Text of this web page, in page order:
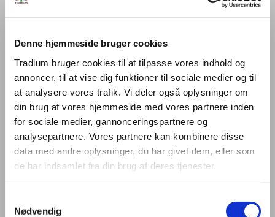
Denne hjemmeside bruger cookies
Tradium bruger cookies til at tilpasse vores indhold og
annoncer, til at vise dig funktioner til sociale medier og til
at analysere vores trafik. Vi deler også oplysninger om
din brug af vores hjemmeside med vores partnere inden
for sociale medier, gannonceringspartnere og
analysepartnere. Vores partnere kan kombinere disse
data med andre oplysninger, du har givet dem, eller som
de har indsamlet fra din brug af deres tjenester.
Nødvendig
erhvervsuddannelse for
voksne
EUS Business
HHX – merkantil
studentereksamen